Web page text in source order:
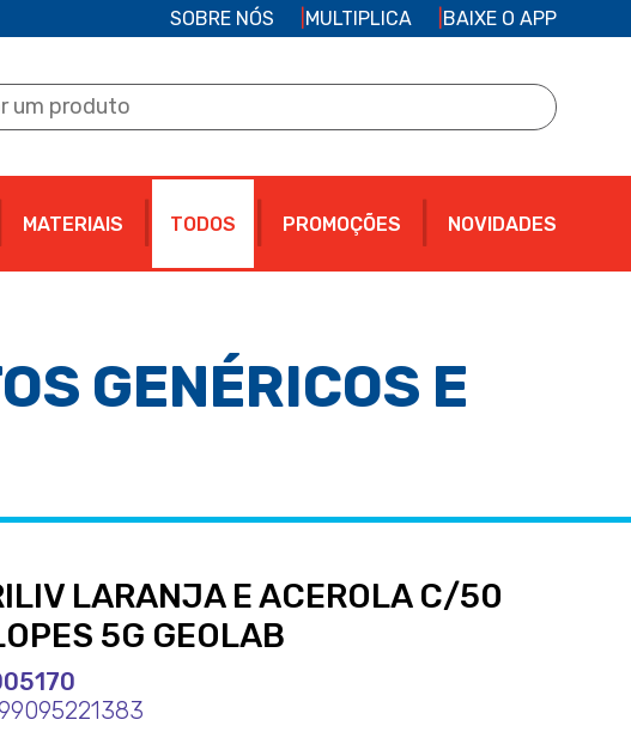
SOBRE NÓS MULTIPLICA BAIXE O APP
MATERIAIS TODOS PROMOÇÕES NOVIDADES
GENÉRICOS E
LARANJA E ACEROLA C/50
5G GEOLAB